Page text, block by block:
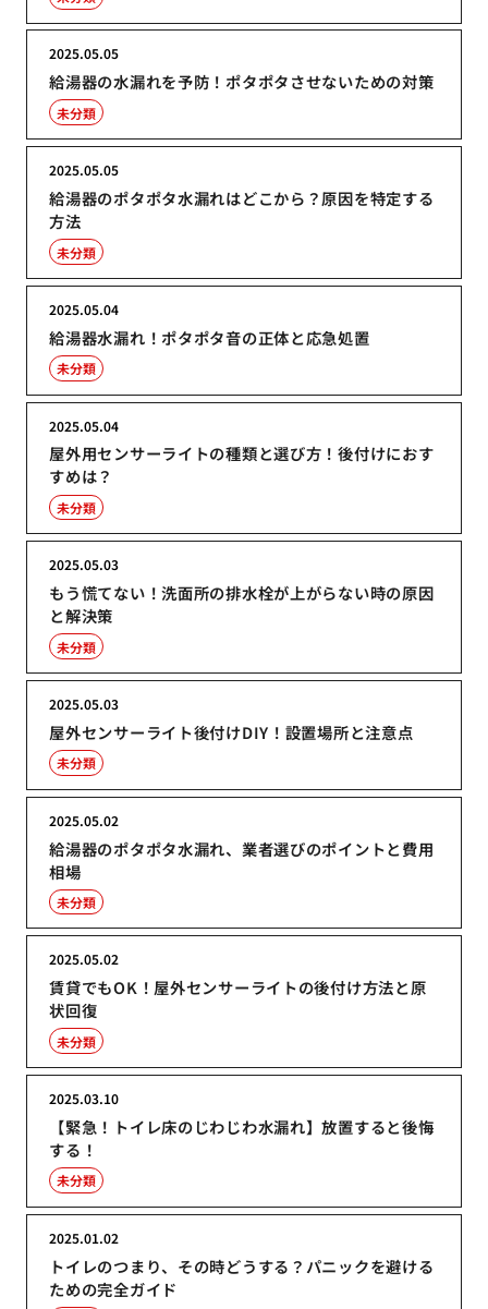
給湯器の水漏れを予防！ポタポタさせないための対策
2025.05.05
未分類
給湯器のポタポタ水漏れはどこから？原因を特定する
方法
2025.05.05
未分類
給湯器水漏れ！ポタポタ音の正体と応急処置
2025.05.04
未分類
屋外用センサーライトの種類と選び方！後付けにおす
すめは？
2025.05.04
未分類
もう慌てない！洗面所の排水栓が上がらない時の原因
と解決策
2025.05.03
未分類
屋外センサーライト後付けDIY！設置場所と注意点
2025.05.03
未分類
給湯器のポタポタ水漏れ、業者選びのポイントと費用
相場
2025.05.02
未分類
賃貸でもOK！屋外センサーライトの後付け方法と原
状回復
2025.05.02
未分類
【緊急！トイレ床のじわじわ水漏れ】放置すると後悔
する！
2025.03.10
未分類
トイレのつまり、その時どうする？パニックを避ける
ための完全ガイド
2025.01.02